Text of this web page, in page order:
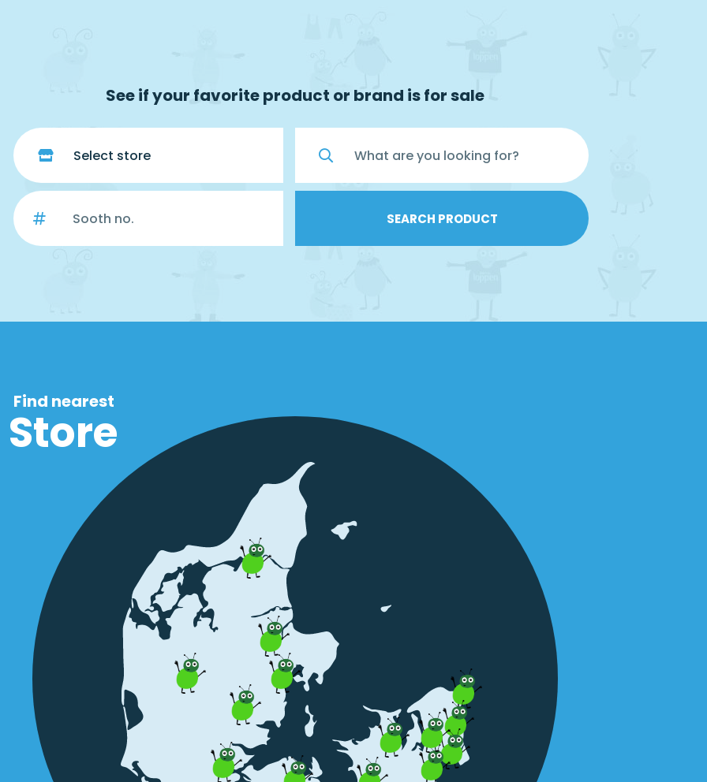
See if your favorite product or brand is for sale
Select store
Find nearest
Store